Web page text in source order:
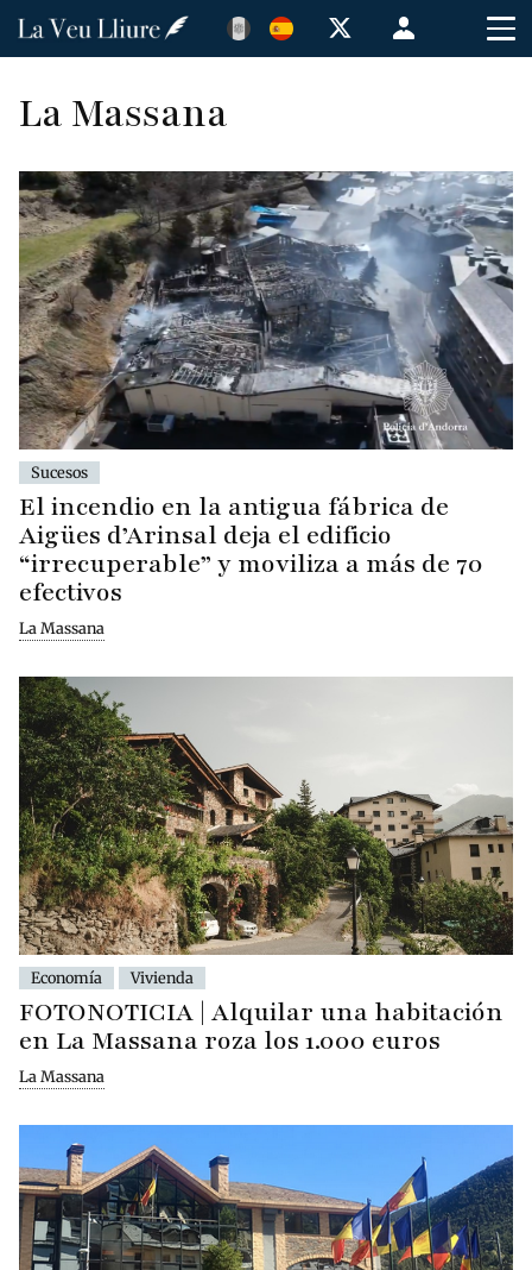
Pasar
principal
Menú
de
La Massana
Sucesos
El incendio en la antigua fábrica de
Aigües d’Arinsal deja el edificio
“irrecuperable” y moviliza a más de 70
efectivos
La Massana
Economía Vivienda
FOTONOTICIA | Alquilar una habitación
en La Massana roza los 1.000 euros
La Massana